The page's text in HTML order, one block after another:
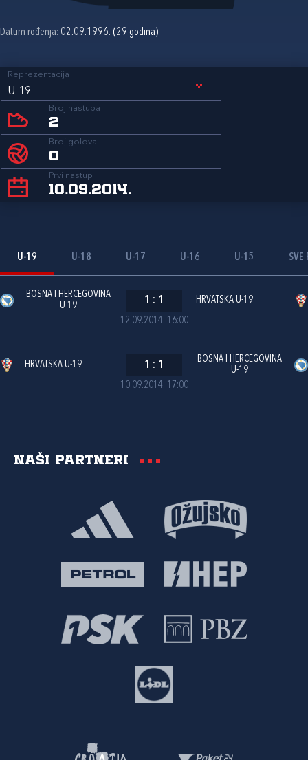
Datum rođenja: 02.09.1996. (29 godina)
Reprezentacija
U-19
Broj nastupa
2
Broj golova
0
Prvi nastup
10.09.2014.
U-19 U-18 U-17 U-16 U-15 SVE
12.09.2014. 16:00
BOSNA I HERCEGOVINA
U-19
1 : 1 HRVATSKA U-19
10.09.2014. 17:00
HRVATSKA U-19 1 : 1
BOSNA I HERCEGOVINA
U-19
Naši partneri